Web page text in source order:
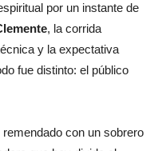
por un instante de
, la corrida
y la expectativa
fue distinto: el público
remendado con un sobrero